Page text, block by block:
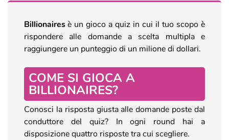
Billionairesè un gioco a quiz in cui il tuo scopo è
rispondere alle domande a scelta multipla e
raggiungere un punteggio di un milione di dollari.
COME SI GIOCA A
BILLIONAIRES?
Conosci la risposta giusta alle domande poste dal
conduttore del quiz? In ogni round hai a
disposizione quattro risposte tra cui scegliere.